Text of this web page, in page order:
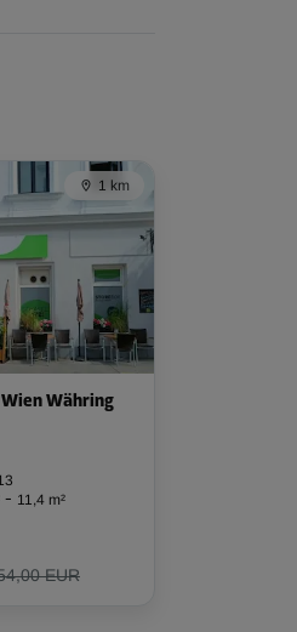
1 km
Währing
- 11,4 m²
EUR